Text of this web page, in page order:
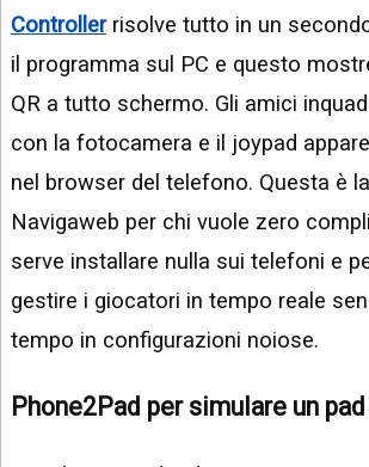
Controllerrisolve tutto in un
il programma sul PC e questo
QR a tutto schermo. Gli amici
con la fotocamera e il joypad
nel browser del telefono. Questa è
Navigaweb per chi vuole zero
serve installare nulla sui telefoni e
gestire i giocatori in tempo reale
tempo in configurazioni noiose.
Phone2Pad per simulare un